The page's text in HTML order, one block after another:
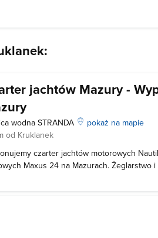
jachtów Mazury -
wodna STRANDA
pokaż na mapie
od Kruklanek
czarter jachtów motorowych
Maxus 24 na Mazurach. Żeglarstwo i